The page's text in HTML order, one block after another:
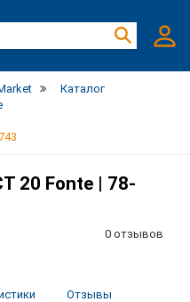
Каталог
20 Fonte | 78-
0 отзывов
Отзывы